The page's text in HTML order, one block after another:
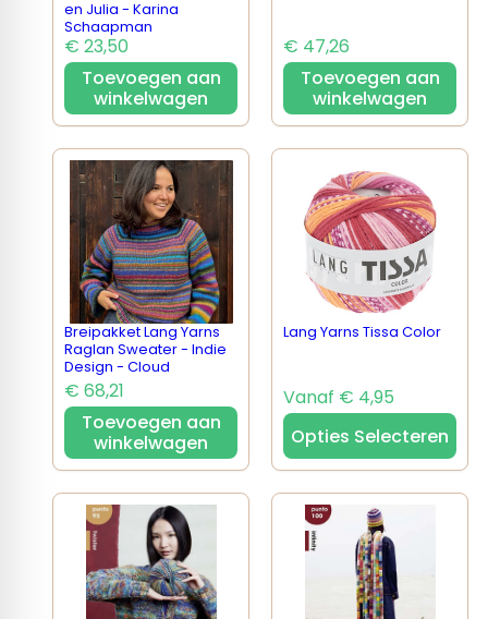
en Julia - Karina
Schaapman
€ 23,50
Toevoegen aan
winkelwagen
€ 47,26
Toevoegen aan
winkelwagen
Breipakket Lang Yarns
Raglan Sweater - Indie
Design - Cloud
€ 68,21
Toevoegen aan
winkelwagen
Lang Yarns Tissa Color
Vanaf € 4,95
Opties Selecteren